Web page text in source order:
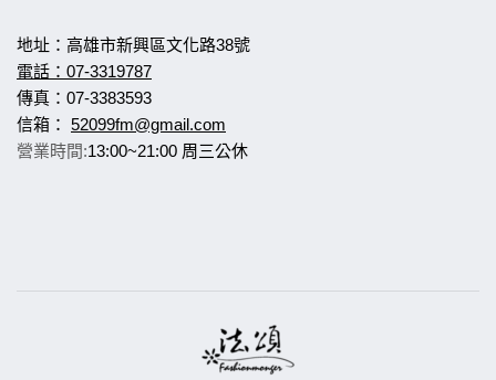
地址：高雄市新興區文化路38號
電話：07-3319787
傳真：07-3383593
信箱： 52099fm@gmail.com
營業時間:13:00~21:00 周三公休